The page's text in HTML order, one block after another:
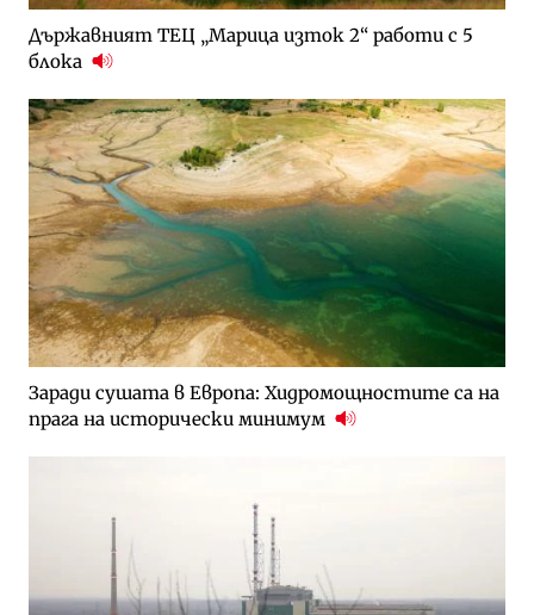
Държавният ТЕЦ „Марица изток 2“ работи с 5
блока
Заради сушата в Европа: Хидромощностите са на
прага на исторически минимум